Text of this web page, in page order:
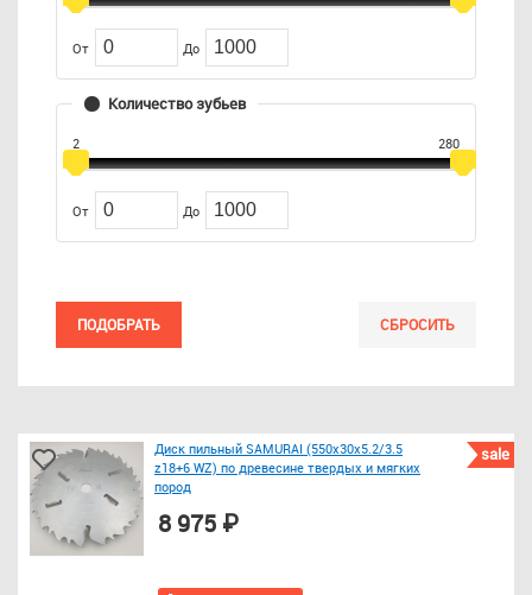
От До
Количество зубьев
2 280
От До
ПОДОБРАТЬ СБРОСИТЬ
sale
Диск пильный SAMURAI (550х30х5.2/3.5
z18+6 WZ) по древесине твердых и мягких
пород
8 975 ₽